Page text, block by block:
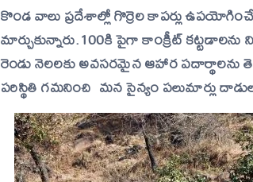
కొండ వాలు ప్రదేశాల్లో గొర్రెల కాపర్లు ఉపయోగించే
మార్చుకున్నారు.100కి పైగా కాంక్రీట్‌
రెండు నెలలకు అవసరమైన ఆహార పదార్థాలను
పరిస్థితి గమనించి మన సైన్యం పలుమార్లు